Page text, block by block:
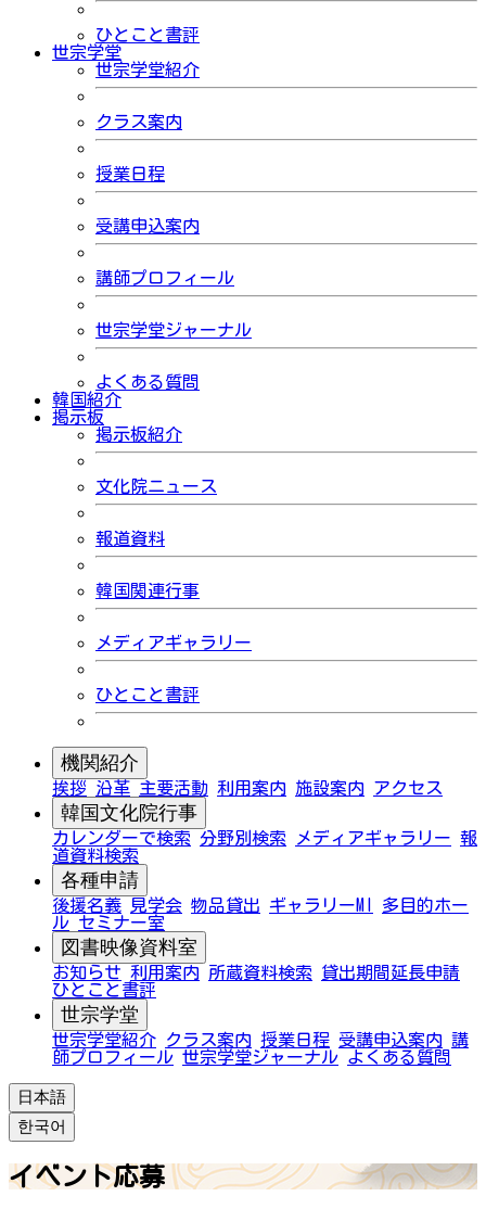
ひとこと書評
世宗学堂
世宗学堂紹介
クラス案内
授業日程
受講申込案内
講師プロフィール
世宗学堂ジャーナル
よくある質問
韓国紹介
掲示板
掲示板紹介
文化院ニュース
報道資料
韓国関連行事
メディアギャラリー
ひとこと書評
機関紹介
挨拶 沿革 主要活動 利用案内 施設案内 アクセス
韓国文化院行事
カレンダーで検索 分野別検索 メディアギャラリー 報
道資料検索
各種申請
後援名義 見学会 物品貸出 ギャラリーMI
多目的ホー
ル セミナー室
図書映像資料室
お知らせ 利用案内 所蔵資料検索
貸出期間延長申請
ひとこと書評
世宗学堂
世宗学堂紹介 クラス案内 授業日程 受講申込案内 講
師プロフィール 世宗学堂ジャーナル よくある質問
日本語
한국어
イベント応募